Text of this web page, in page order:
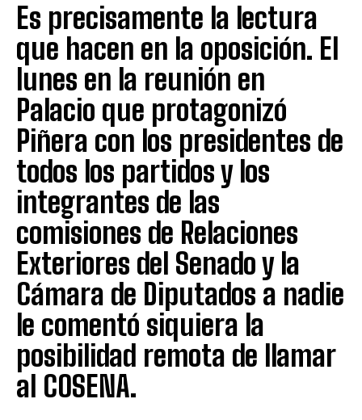
Es precisamente la lectura
que hacen en la oposición. El
lunes en la reunión en
Palacio que protagonizó
Piñera con los presidentes de
todos los partidos y los
integrantes de las
comisiones de Relaciones
Exteriores del Senado y la
Cámara de Diputados a nadie
le comentó siquiera la
posibilidad remota de llamar
al COSENA.